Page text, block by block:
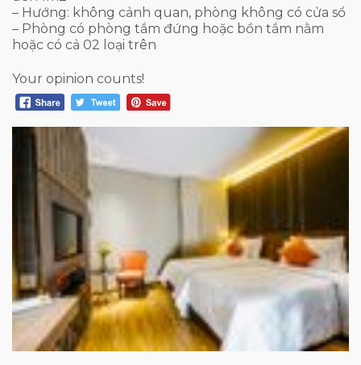
– Hướng: không cảnh quan, phòng không có cửa sổ
– Phòng có phòng tắm đứng hoặc bồn tắm nằm
hoặc có cả 02 loại trên
Your opinion counts!